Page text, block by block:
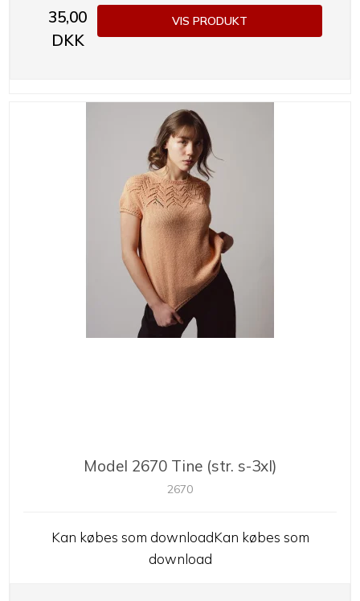
35,00
DKK
VIS PRODUKT
Model 2670 Tine (str. s-3xl)
2670
Kan købes som downloadKan købes som
download